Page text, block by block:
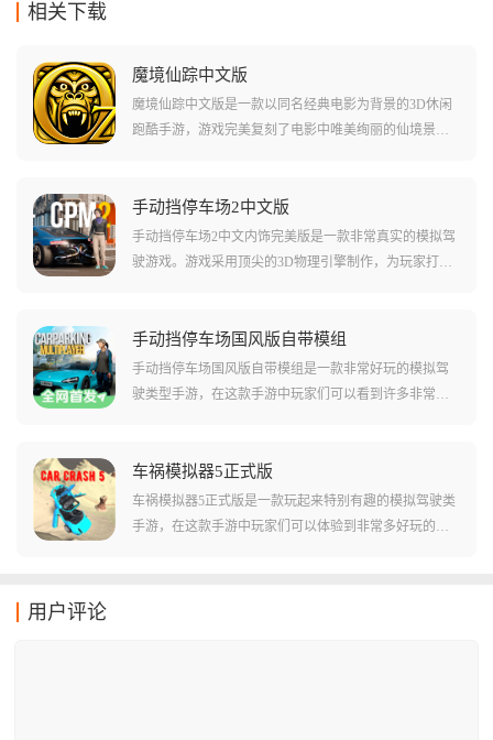
相关下载
魔境仙踪中文版
魔境仙踪中文版是一款以同名经典电影为背景的3D休闲
跑酷手游，游戏完美复刻了电影中唯美绚丽的仙境景
具，挑战自己在这片魔幻土地上的逃亡极限。
手动挡停车场2中文版
手动挡停车场2中文内饰完美版是一款非常真实的模拟驾
驶游戏。游戏采用顶尖的3D物理引擎制作，为玩家打造
驶各种不同的车辆来完成各种停车任务。游戏内最真实
的就是手动挡操作，玩家需要根据真实的驾驶方式来进
行操作，观察车辆离合器的状态。
手动挡停车场国风版自带模组
手动挡停车场国风版自带模组是一款非常好玩的模拟驾
驶类型手游，在这款手游中玩家们可以看到许多非常好
加优秀的载具！在游戏中还加入了很多mod，其中包括很
多玩家们耳熟能详的国产车，比如小米su7这些，在这款
游戏中都是能够体验到的！
车祸模拟器5正式版
车祸模拟器5正式版是一款玩起来特别有趣的模拟驾驶类
手游，在这款手游中玩家们可以体验到非常多好玩的模
用户评论